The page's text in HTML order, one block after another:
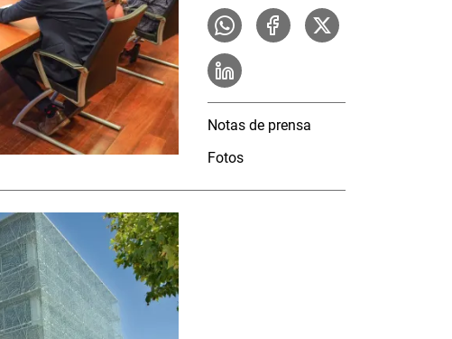
Notas de prensa
Fotos